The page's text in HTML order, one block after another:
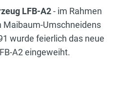
LFB-A2- im Rahmen
Maibaum-Umschneidens
wurde feierlich das neue
A2 eingeweiht.